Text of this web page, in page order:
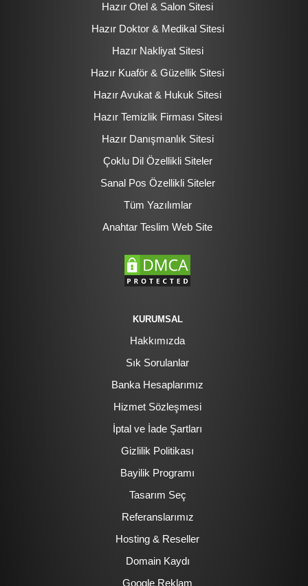
Hazır Otel & Salon Sitesi
Hazır Doktor & Medikal Sitesi
Hazır Nakliyat Sitesi
Hazır Kuaför & Güzellik Sitesi
Hazır Avukat & Hukuk Sitesi
Hazır Temizlik Firması Sitesi
Hazır Danışmanlık Sitesi
Çoklu Dil Özellikli Siteler
Sanal Pos Özellikli Siteler
Tüm Yazılımlar
Anahtar Teslim Web Site
KURUMSAL
Hakkımızda
Sık Sorulanlar
Banka Hesaplarımız
Hizmet Sözleşmesi
İptal ve İade Şartları
Gizlilik Politikası
Bayilik Programı
Tasarım Seç
Referanslarımız
Hosting & Reseller
Domain Kaydı
Google Reklam